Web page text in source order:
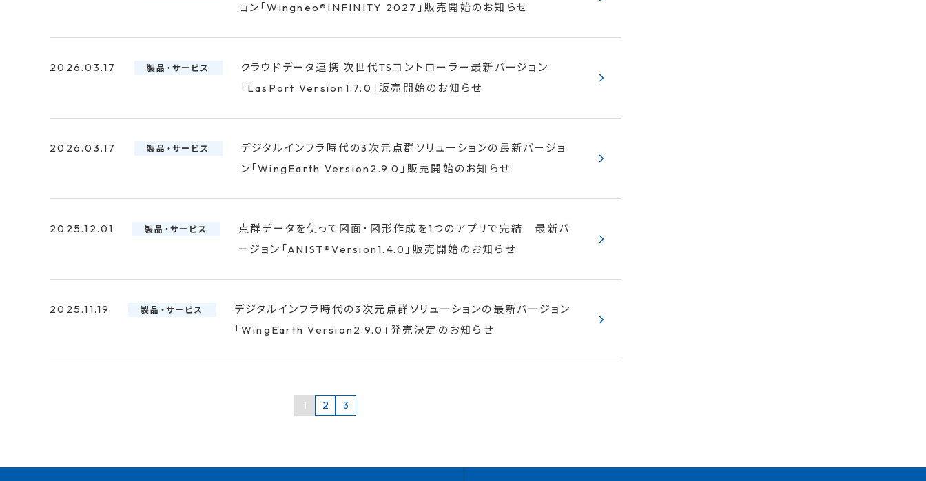
ョン「Wingneo®INFINITY 2027」販売開始のお知らせ
2026.03.17 製品・サービス
クラウドデータ連携 次世代TSコントローラー最新バージョン
「LasPort Version1.7.0」販売開始のお知らせ
2026.03.17 製品・サービス
デジタルインフラ時代の3次元点群ソリューションの最新バージョ
ン「WingEarth Version2.9.0」販売開始のお知らせ
2025.12.01 製品・サービス
点群データを使って図面・図形作成を1つのアプリで完結 最新バ
ージョン「ANIST®Version1.4.0」販売開始のお知らせ
2025.11.19 製品・サービス
デジタルインフラ時代の3次元点群ソリューションの最新バージョン
「WingEarth Version2.9.0」発売決定のお知らせ
1 2 3